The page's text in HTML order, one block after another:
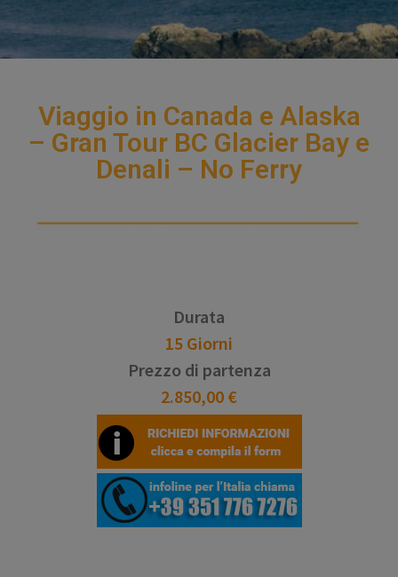
Viaggio in Canada e Alaska
– Gran Tour BC Glacier Bay e
Denali – No Ferry
Durata
15 Giorni
Prezzo di partenza
2.850,00 €